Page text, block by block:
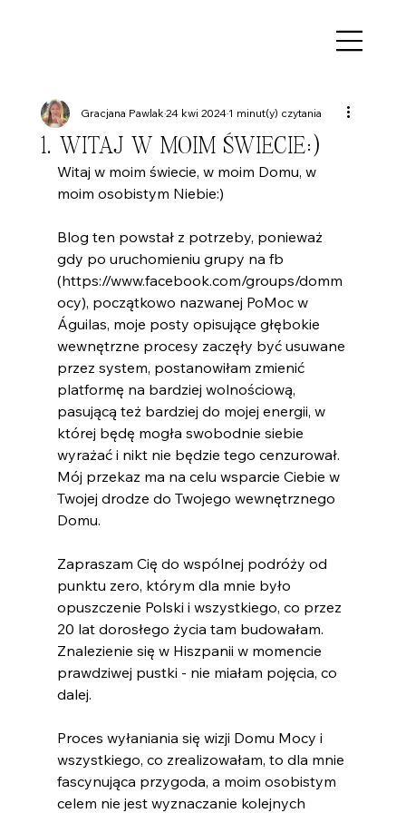
1. WITAJ W MOIM ŚWIECIE:)
Gracjana Pawlak24 kwi 20241 minut(y) czytania
Witaj w moim świecie, w moim Domu, w
moim osobistym Niebie:)
Blog ten powstał z potrzeby, ponieważ
gdy po uruchomieniu grupy na fb
(https://www.facebook.com/groups/domm
ocy), początkowo nazwanej PoMoc w
Águilas, moje posty opisujące głębokie
wewnętrzne procesy zaczęły być usuwane
przez system, postanowiłam zmienić
platformę na bardziej wolnościową,
pasującą też bardziej do mojej energii, w
której będę mogła swobodnie siebie
wyrażać i nikt nie będzie tego cenzurował.
Mój przekaz ma na celu wsparcie Ciebie w
Twojej drodze do Twojego wewnętrznego
Domu.
Zapraszam Cię do wspólnej podróży od
punktu zero, którym dla mnie było
opuszczenie Polski i wszystkiego, co przez
20 lat dorosłego życia tam budowałam.
Znalezienie się w Hiszpanii w momencie
prawdziwej pustki - nie miałam pojęcia, co
dalej.
Proces wyłaniania się wizji Domu Mocy i
wszystkiego, co zrealizowałam, to dla mnie
fascynująca przygoda, a moim osobistym
celem nie jest wyznaczanie kolejnych